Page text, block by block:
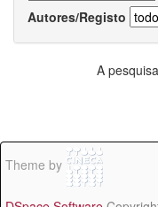
Autores/Registo
A
Theme by